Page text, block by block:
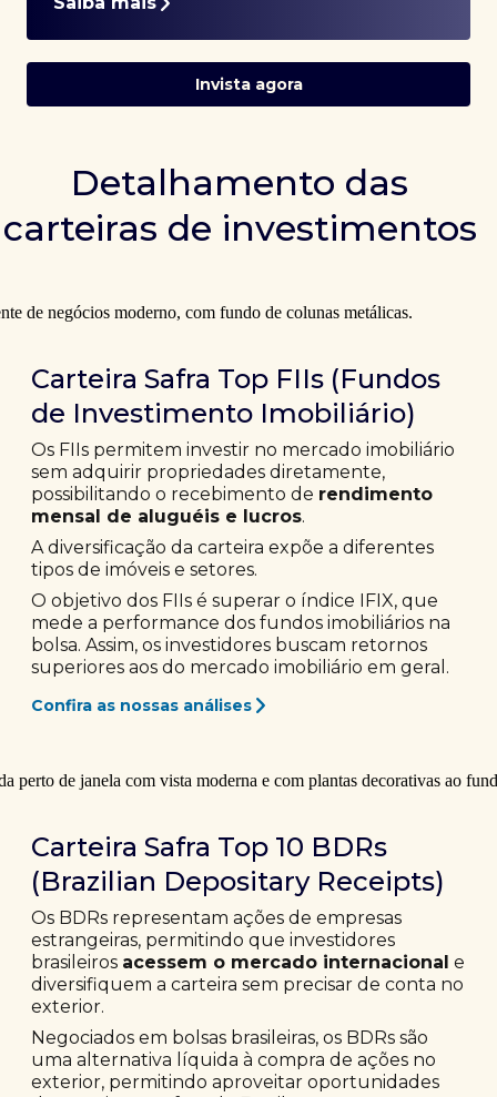
Invista agora
Detalhamento das
carteiras de investimentos
Carteira Safra Top FIIs (Fundos
de Investimento Imobiliário)
Os FIIs permitem investir no mercado imobiliário
sem adquirir propriedades diretamente,
possibilitando o recebimento de rendimento
mensal de aluguéis e lucros.
A diversificação da carteira expõe a diferentes
tipos de imóveis e setores.
O objetivo dos FIIs é superar o índice IFIX, que
mede a performance dos fundos imobiliários na
bolsa. Assim, os investidores buscam retornos
superiores aos do mercado imobiliário em geral.
Confira as nossas análises
Carteira Safra Top 10 BDRs
(Brazilian Depositary Receipts)
Os BDRs representam ações de empresas
estrangeiras, permitindo que investidores
brasileiros acessem o mercado internacional e
diversifiquem a carteira sem precisar de conta no
exterior.
Negociados em bolsas brasileiras, os BDRs são
uma alternativa líquida à compra de ações no
exterior, permitindo aproveitar oportunidades